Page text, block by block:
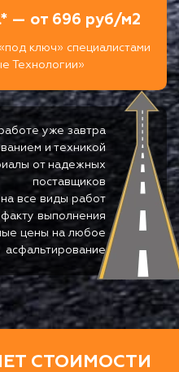
— от 696 руб/м2
ключ» специалистами
Технологии»
уже завтра
и техникой
от надежных
поставщиков
на все виды работ
выполнения
цены на любое
асфальтирование
СТОИМОСТИ